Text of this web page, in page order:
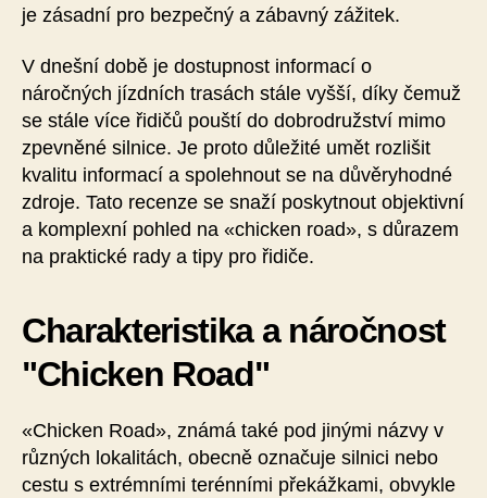
je zásadní pro bezpečný a zábavný zážitek.
V dnešní době je dostupnost informací o
náročných jízdních trasách stále vyšší, díky čemuž
se stále více řidičů pouští do dobrodružství mimo
zpevněné silnice. Je proto důležité umět rozlišit
kvalitu informací a spolehnout se na důvěryhodné
zdroje. Tato recenze se snaží poskytnout objektivní
a komplexní pohled na «chicken road», s důrazem
na praktické rady a tipy pro řidiče.
Charakteristika a náročnost
"Chicken Road"
«Chicken Road», známá také pod jinými názvy v
různých lokalitách, obecně označuje silnici nebo
cestu s extrémními terénními překážkami, obvykle